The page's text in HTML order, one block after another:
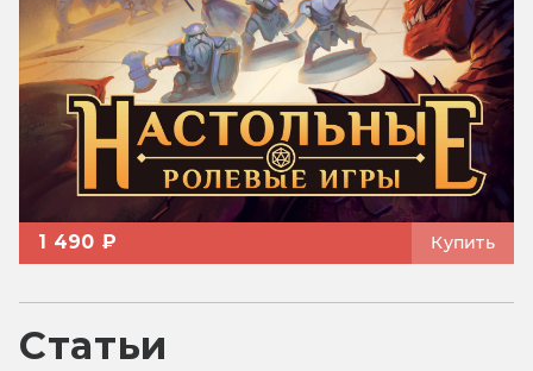
1 490 ₽ Купить
Статьи